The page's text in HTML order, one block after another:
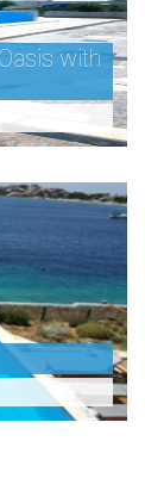
with